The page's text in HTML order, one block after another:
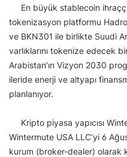
En büyük stablecoin
tokenizasyon platformu
ve BKN301 ile birlikte Suudi
varlıklarını tokenize edecek
Arabistan’ın Vizyon 2030
ileride enerji ve altyapı
planlanıyor.
Kripto piyasa yapıcısı
Wintermute USA LLC’yi 6
kurum (broker-dealer) olarak